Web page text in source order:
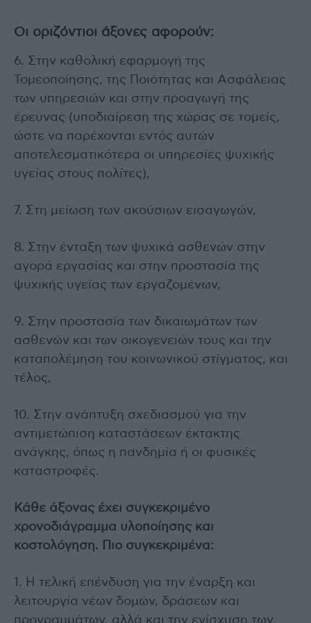
Οι οριζόντιοι άξονες αφορούν:
6. Στην καθολική εφαρμογή της
Τομεοποίησης, της Ποιότητας και Ασφάλειας
των υπηρεσιών και στην προαγωγή της
έρευνας (υποδιαίρεση της χώρας σε τομείς,
ώστε να παρέχονται εντός αυτών
αποτελεσματικότερα οι υπηρεσίες ψυχικής
υγείας στους πολίτες),
7. Στη μείωση των ακούσιων εισαγωγών,
8. Στην ένταξη των ψυχικά ασθενών στην
αγορά εργασίας και στην προστασία της
ψυχικής υγείας των εργαζομένων,
9. Στην προστασία των δικαιωμάτων των
ασθενών και των οικογενειών τους και την
καταπολέμηση του κοινωνικού στίγματος, και
τέλος,
10. Στην ανάπτυξη σχεδιασμού για την
αντιμετώπιση καταστάσεων έκτακτης
ανάγκης, όπως η πανδημία ή οι φυσικές
καταστροφές.
Κάθε άξονας έχει συγκεκριμένο
χρονοδιάγραμμα υλοποίησης και
κοστολόγηση. Πιο συγκεκριμένα:
1. Η τελική επένδυση για την έναρξη και
λειτουργία νέων δομών, δράσεων και
προγραμμάτων, αλλά και την ενίσχυση των